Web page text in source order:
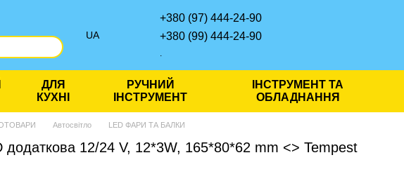
UA
+380 (97) 444-24-90
+380 (99) 444-24-90
ДЛЯ
КУХНІ
РУЧНИЙ
ІНСТРУМЕНТ
ІНСТРУМЕНТ ТА
ОБЛАДНАННЯ
Автосвітло LED ФАРИ ТА БАЛКИ
додаткова 12/24 V, 12*3W, 165*80*62 mm <> Tempest